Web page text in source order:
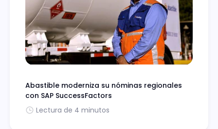
Abastible moderniza su nóminas regionales
con SAP SuccessFactors
Lectura de 4 minutos